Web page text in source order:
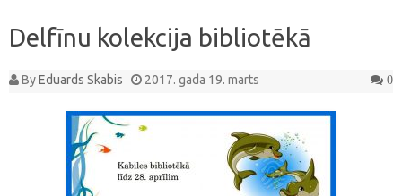
Delfīnu kolekcija bibliotēkā
ByEduards Skabis 2017. gada 19. marts 0